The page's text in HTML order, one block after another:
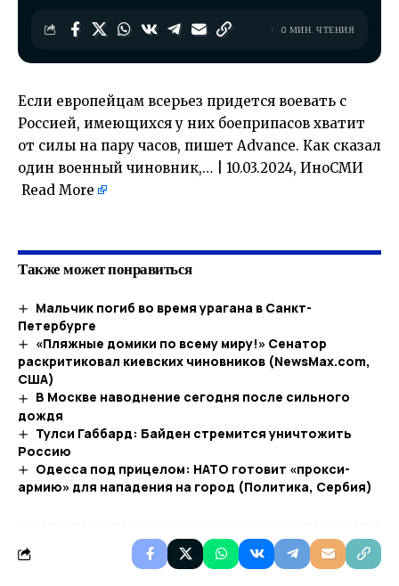
0 МИН. ЧТЕНИЯ
Если европейцам всерьез придется воевать с
Россией, имеющихся у них боеприпасов хватит
от силы на пару часов, пишет Advance. Как сказал
один военный чиновник,… | 10.03.2024, ИноСМИ
Read More
Также может понравиться
Мальчик погиб во время урагана в Санкт-
Петербурге
«Пляжные домики по всему миру!» Сенатор
раскритиковал киевских чиновников (NewsMax.com,
США)
В Москве наводнение сегодня после сильного
дождя
Тулси Габбард: Байден стремится уничтожить
Россию
Одесса под прицелом: НАТО готовит «прокси-
армию» для нападения на город (Политика, Сербия)